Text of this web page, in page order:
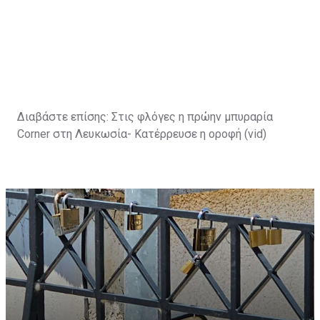
Διαβάστε επίσης: Στις φλόγες η πρώην μπυραρία
Corner στη Λευκωσία- Κατέρρευσε η οροφή (vid)